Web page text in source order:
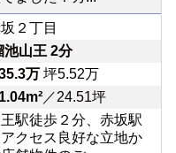
２丁目
池山王 2分
万坪5.52万
／24.51坪
駅徒歩２分、赤坂駅
クセス良好な立地か